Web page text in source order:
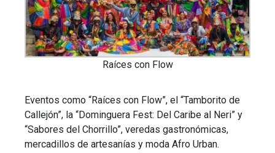
Raíces con Flow
Eventos como “Raíces con Flow”, el “Tamborito de
Callejón”, la “Dominguera Fest: Del Caribe al Neri” y
“Sabores del Chorrillo”, veredas gastronómicas,
mercadillos de artesanías y moda Afro Urban.